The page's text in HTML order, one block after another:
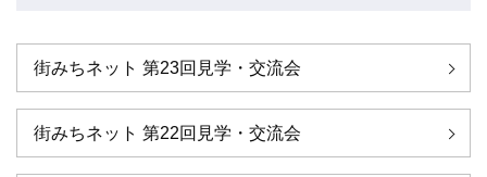
街みちネット 第23回見学・交流会
街みちネット 第22回見学・交流会